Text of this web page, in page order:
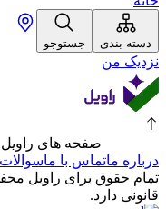
دسته بندی جستوجو
نزدیک من
صفحه های راویل
درباره ماتماس با ما
تمام حقوق برای راویل
قانونی دارد.